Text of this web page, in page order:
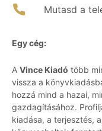
Mutasd a
Egy cég:
A Vince Kiadó több
vissza a
hozzá mind a hazai,
gazdagításához.
kiadása, a terjesztés,